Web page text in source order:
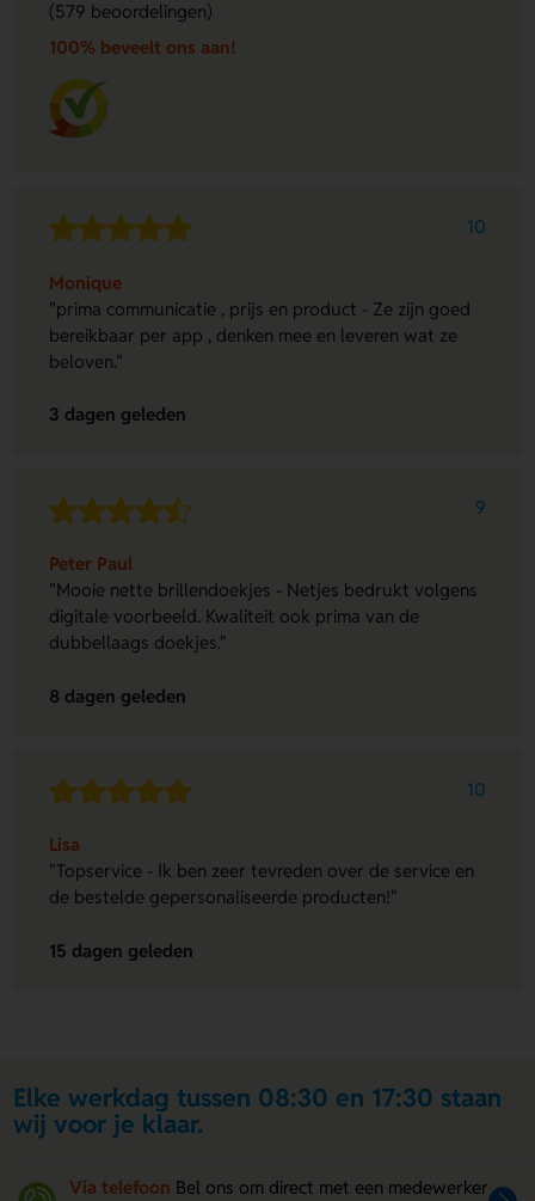
(579 beoordelingen)
100% beveelt ons aan!
10
Monique
"prima communicatie , prijs en product - Ze zijn goed
bereikbaar per app , denken mee en leveren wat ze
beloven."
3 dagen geleden
9
Peter Paul
"Mooie nette brillendoekjes - Netjes bedrukt volgens
digitale voorbeeld. Kwaliteit ook prima van de
dubbellaags doekjes."
8 dagen geleden
10
Lisa
"Topservice - Ik ben zeer tevreden over de service en
de bestelde gepersonaliseerde producten!"
15 dagen geleden
Elke werkdag tussen 08:30 en 17:30 staan
wij voor je klaar.
Via telefoon Bel ons om direct met een medewerker